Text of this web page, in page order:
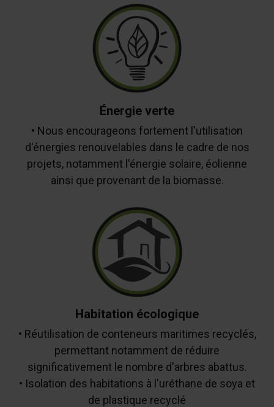
Énergie verte
• Nous encourageons fortement l'utilisation
d'énergies renouvelables dans le cadre de nos
projets, notamment l'énergie solaire, éolienne
ainsi que provenant de la biomasse.
Habitation écologique
• Réutilisation de conteneurs maritimes recyclés,
permettant notamment de réduire
significativement le nombre d'arbres abattus.
• Isolation des habitations à l'uréthane de soya et
de plastique recyclé